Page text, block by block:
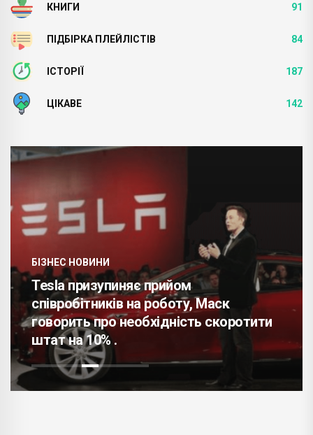
КНИГИ 91
ПІДБІРКА ПЛЕЙЛІСТІВ 84
ІСТОРІЇ 187
ЦІКАВЕ 142
БІЗНЕС НОВИНИ
Tesla призупиняє прийом
співробітників на роботу, Маск
говорить про необхідність скоротити
штат на 10% .